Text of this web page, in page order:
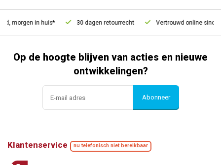
morgen in huis* 30 dagen retourrecht Vertrouwd online sinds
Op de hoogte blijven van acties en nieuwe
ontwikkelingen?
Abonneer
Klantenservice nu telefonisch niet bereikbaar